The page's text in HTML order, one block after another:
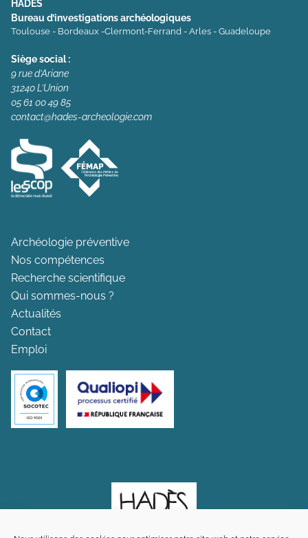
HADES
Bureau d’investigations archéologiques
Toulouse - Bordeaux -Clermont-Ferrand - Arles - Guadeloupe
Siège social :
9 rue d’Ariane
31240 L’Union
05 61 00 49 85
contact@hades-archeologie.com
Archéologie préventive
Nos compétences
Recherche scientifique
Qui sommes-nous ?
Actualités
Contact
Emploi